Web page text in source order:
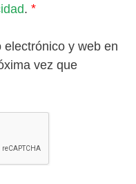
. *
y web en
vez que